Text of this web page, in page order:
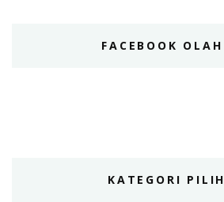
FACEBOOK
KATEGORI